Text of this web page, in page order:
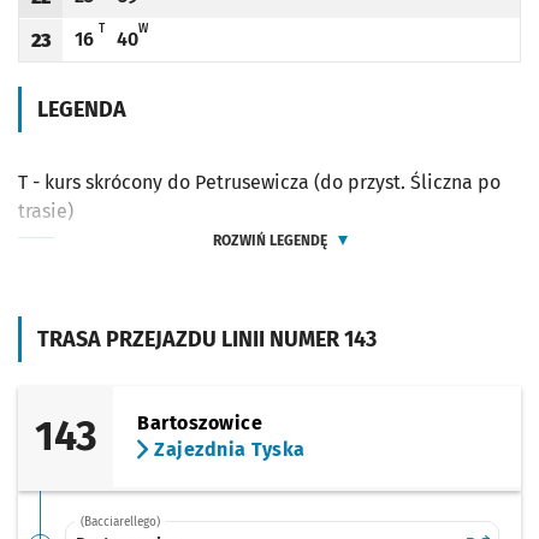
TRASA PRZEJAZDU LINII NUMER 143
143
Bartoszowice
Zajezdnia Tyska
(Bacciarellego)
Godzina odjazdu
Odjazd
minut po godzinie 22
Odjazd
minut po godzinie 22
Godzina odjazdu
23
Odjazd
16
minut po godzinie 23
TT - KURS SKRÓCONY DO PETRUSEWICZA (DO PRZYST. ŚLICZNA PO TRASIE)
Odjazd
40
minut po godzinie 23
WW - KURS SKRÓCONY DO PETRUSEWICZA (DO PRZYST. UNIWERSYTET
LEGENDA
T - kurs skrócony do Petrusewicza (do przyst. Śliczna po
trasie)
ROZWIŃ LEGENDĘ